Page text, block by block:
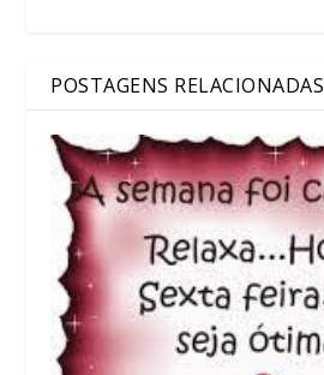
POSTAGENS RELACIONADAS